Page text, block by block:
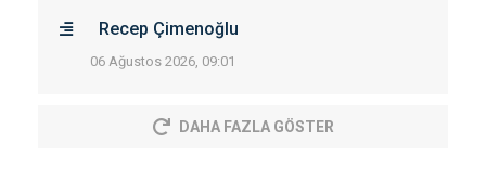
Recep Çimenoğlu
06 Ağustos 2026, 09:01
DAHA FAZLA GÖSTER